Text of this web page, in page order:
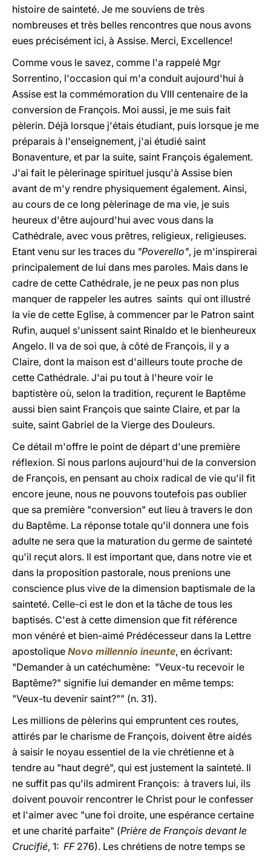
histoire de sainteté. Je me souviens de très
nombreuses et très belles rencontres que nous avons
eues précisément ici, à Assise. Merci, Excellence!
Comme vous le savez, comme l'a rappelé Mgr
Sorrentino, l'occasion qui m'a conduit aujourd'hui à
Assise est la commémoration du VIII centenaire de la
conversion de François. Moi aussi, je me suis fait
pèlerin. Déjà lorsque j'étais étudiant, puis lorsque je me
préparais à l'enseignement, j'ai étudié saint
Bonaventure, et par la suite, saint François également.
J'ai fait le pèlerinage spirituel jusqu'à Assise bien
avant de m'y rendre physiquement également. Ainsi,
au cours de ce long pèlerinage de ma vie, je suis
heureux d'être aujourd'hui avec vous dans la
Cathédrale, avec vous prêtres, religieux, religieuses.
Etant venu sur les traces du "Poverello", je m'inspirerai
principalement de lui dans mes paroles. Mais dans le
cadre de cette Cathédrale, je ne peux pas non plus
manquer de rappeler les autres saints qui ont illustré
la vie de cette Eglise, à commencer par le Patron saint
Rufin, auquel s'unissent saint Rinaldo et le bienheureux
Angelo. Il va de soi que, à côté de François, il y a
Claire, dont la maison est d'ailleurs toute proche de
cette Cathédrale. J'ai pu tout à l'heure voir le
baptistère où, selon la tradition, reçurent le Baptême
aussi bien saint François que sainte Claire, et par la
suite, saint Gabriel de la Vierge des Douleurs.
Ce détail m'offre le point de départ d'une première
réflexion. Si nous parlons aujourd'hui de la conversion
de François, en pensant au choix radical de vie qu'il fit
encore jeune, nous ne pouvons toutefois pas oublier
que sa première "conversion" eut lieu à travers le don
du Baptême. La réponse totale qu'il donnera une fois
adulte ne sera que la maturation du germe de sainteté
qu'il reçut alors. Il est important que, dans notre vie et
dans la proposition pastorale, nous prenions une
conscience plus vive de la dimension baptismale de la
sainteté. Celle-ci est le don et la tâche de tous les
baptisés. C'est à cette dimension que fit référence
mon vénéré et bien-aimé Prédécesseur dans la Lettre
apostolique Novo millennio ineunte, en écrivant:
"Demander à un catéchumène: "Veux-tu recevoir le
Baptême?" signifie lui demander en même temps:
"Veux-tu devenir saint?"" (n. 31).
Les millions de pèlerins qui empruntent ces routes,
attirés par le charisme de François, doivent être aidés
à saisir le noyau essentiel de la vie chrétienne et à
tendre au "haut degré", qui est justement la sainteté. Il
ne suffit pas qu'ils admirent François: à travers lui, ils
doivent pouvoir rencontrer le Christ pour le confesser
et l'aimer avec "une foi droite, une espérance certaine
et une charité parfaite" (Prière de François devant le
Crucifié, 1: FF276). Les chrétiens de notre temps se